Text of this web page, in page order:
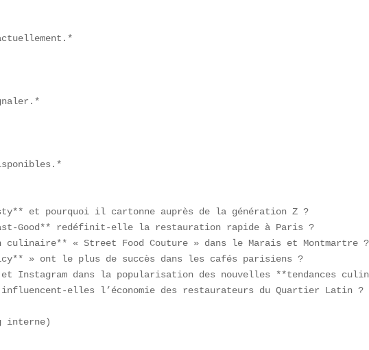
et pourquoi il cartonne auprès de la génération Z ?
Good** redéfinit-elle la restauration rapide à Paris ?
« Street Food Couture » dans le Marais et Montmartre
» ont le plus de succès dans les cafés parisiens ?
Instagram dans la popularisation des nouvelles **tendances
influencent-elles l’économie des restaurateurs du Quartier Latin ?
interne)